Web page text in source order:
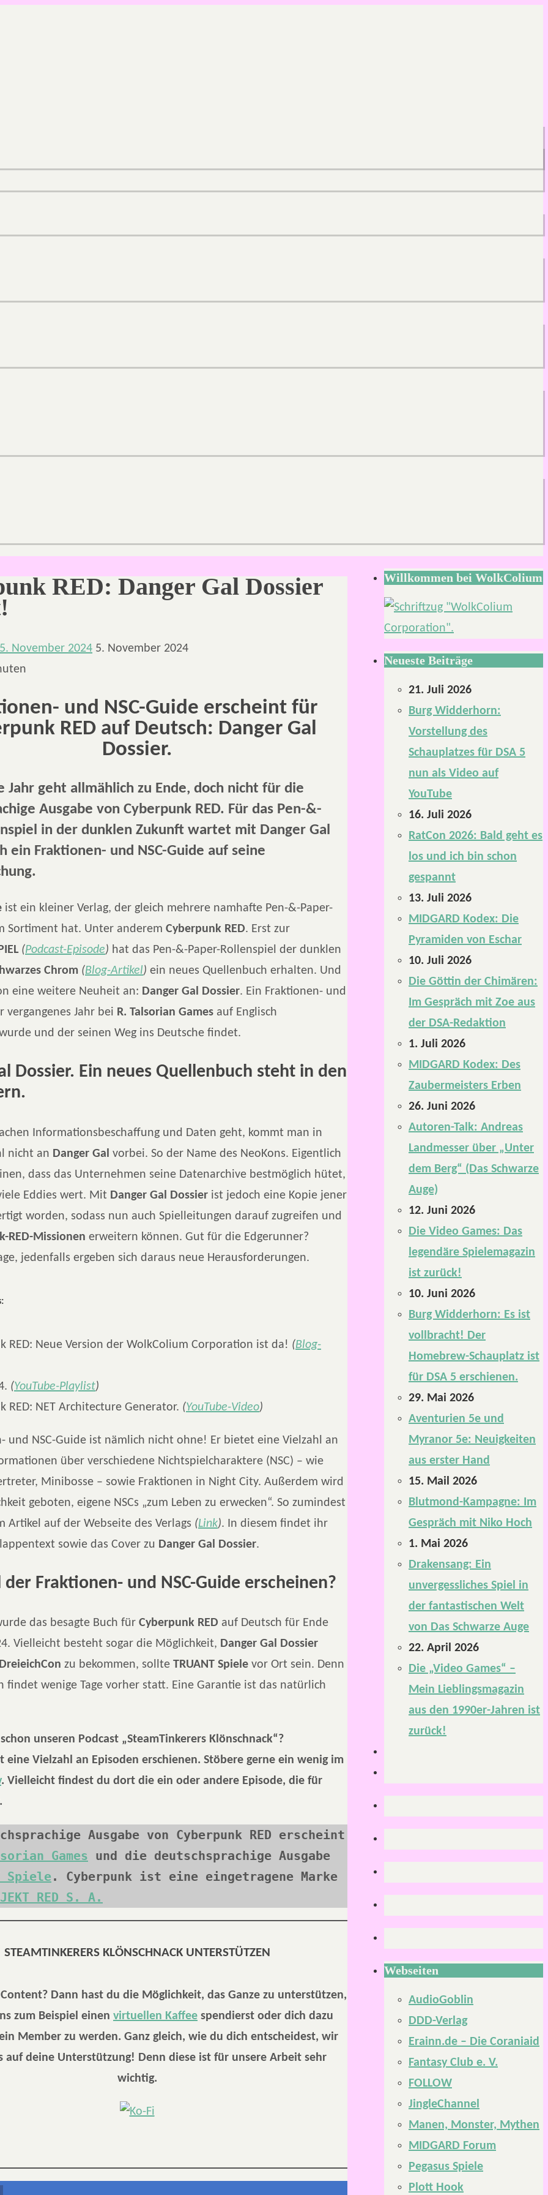
RED: Danger Gal Dossier
5. November 2024 5. November 2024
und NSC-Guide erscheint für
RED auf Deutsch: Danger Gal
Dossier.
Jahr geht allmählich zu Ende, doch nicht für die
Ausgabe von Cyberpunk RED. Für das Pen-&-
in der dunklen Zukunft wartet mit Danger Gal
ein Fraktionen- und NSC-Guide auf seine
ist ein kleiner Verlag, der gleich mehrere namhafte Pen-&-Paper-
Sortiment hat. Unter anderem Cyberpunk RED. Erst zur
(Podcast-Episode) hat das Pen-&-Paper-Rollenspiel der dunklen
Chrom (Blog-Artikel) ein neues Quellenbuch erhalten. Und
eine weitere Neuheit an: Danger Gal Dossier. Ein Fraktionen- und
vergangenes Jahr bei R. Talsorian Games auf Englisch
und der seinen Weg ins Deutsche findet.
Dossier. Ein neues Quellenbuch steht in den
Informationsbeschaffung und Daten geht, kommt man in
nicht an Danger Gal vorbei. So der Name des NeoKons. Eigentlich
dass das Unternehmen seine Datenarchive bestmöglich hütet,
Eddies wert. Mit Danger Gal Dossier ist jedoch eine Kopie jener
worden, sodass nun auch Spielleitungen darauf zugreifen und
RED-Missionen erweitern können. Gut für die Edgerunner?
jedenfalls ergeben sich daraus neue Herausforderungen.
RED: Neue Version der WolkColium Corporation ist da! (Blog-
(YouTube-Playlist)
RED: NET Architecture Generator. (YouTube-Video)
und NSC-Guide ist nämlich nicht ohne! Er bietet eine Vielzahl an
über verschiedene Nichtspielcharaktere (NSC) – wie
Minibosse – sowie Fraktionen in Night City. Außerdem wird
geboten, eigene NSCs „zum Leben zu erwecken“. So zumindest
Artikel auf der Webseite des Verlags (Link). In diesem findet ihr
sowie das Cover zu Danger Gal Dossier.
Fraktionen- und NSC-Guide erscheinen?
das besagte Buch für Cyberpunk RED auf Deutsch für Ende
Vielleicht besteht sogar die Möglichkeit, Danger Gal Dossier
DreieichCon zu bekommen, sollte TRUANT Spiele vor Ort sein. Denn
findet wenige Tage vorher statt. Eine Garantie ist das natürlich
unseren Podcast „SteamTinkerers Klönschnack“?
Vielzahl an Episoden erschienen. Stöbere gerne ein wenig im
. Vielleicht findest du dort die ein oder andere Episode, die für
Ausgabe von Cyberpunk RED erscheint
Games und die deutschsprachige Ausgabe
Spiele . Cyberpunk ist eine eingetragene Marke
RED S. A.
STEAMTINKERERS KLÖNSCHNACK UNTERSTÜTZEN
Dann hast du die Möglichkeit, das Ganze zu unterstützen,
zum Beispiel einen virtuellen Kaffee spendierst oder dich dazu
Member zu werden. Ganz gleich, wie du dich entscheidest, wir
auf deine Unterstützung! Denn diese ist für unsere Arbeit sehr
wichtig.
Willkommen bei WolkColium
Neueste Beiträge
21. Juli 2026
Burg Widderhorn:
Vorstellung des
Schauplatzes für DSA 5
nun als Video auf
YouTube
16. Juli 2026
RatCon 2026: Bald geht es
los und ich bin schon
gespannt
13. Juli 2026
MIDGARD Kodex: Die
Pyramiden von Eschar
10. Juli 2026
Die Göttin der Chimären:
Im Gespräch mit Zoe aus
der DSA-Redaktion
1. Juli 2026
MIDGARD Kodex: Des
Zaubermeisters Erben
26. Juni 2026
Autoren-Talk: Andreas
Landmesser über „Unter
dem Berg“ (Das Schwarze
Auge)
12. Juni 2026
Die Video Games: Das
legendäre Spielemagazin
ist zurück!
10. Juni 2026
Burg Widderhorn: Es ist
vollbracht! Der
Homebrew-Schauplatz ist
für DSA 5 erschienen.
29. Mai 2026
Aventurien 5e und
Myranor 5e: Neuigkeiten
aus erster Hand
15. Mail 2026
Blutmond-Kampagne: Im
Gespräch mit Niko Hoch
1. Mai 2026
Drakensang: Ein
unvergessliches Spiel in
der fantastischen Welt
von Das Schwarze Auge
22. April 2026
Die „Video Games“ –
Mein Lieblingsmagazin
aus den 1990er-Jahren ist
zurück!
Webseiten
AudioGoblin
DDD-Verlag
Erainn.de – Die Coraniaid
Fantasy Club e. V.
FOLLOW
JingleChannel
Manen, Monster, Mythen
MIDGARD Forum
Pegasus Spiele
Plott Hook